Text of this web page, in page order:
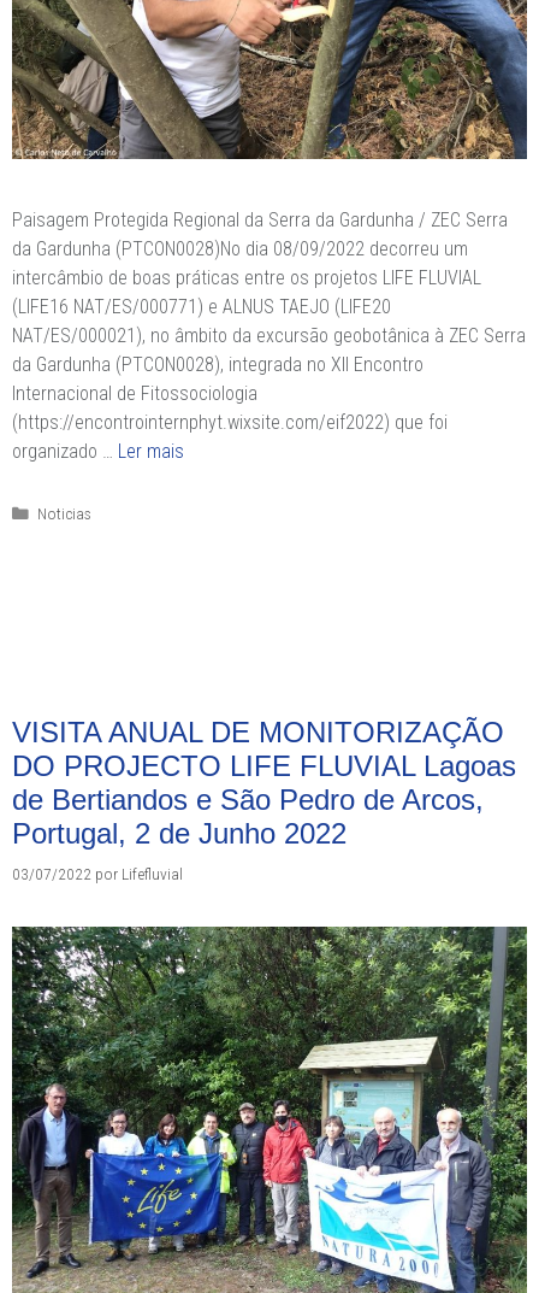
Paisagem Protegida Regional da Serra da Gardunha / ZEC Serra
da Gardunha (PTCON0028)No dia 08/09/2022 decorreu um
intercâmbio de boas práticas entre os projetos LIFE FLUVIAL
(LIFE16 NAT/ES/000771) e ALNUS TAEJO (LIFE20
NAT/ES/000021), no âmbito da excursão geobotânica à ZEC Serra
da Gardunha (PTCON0028), integrada no XII Encontro
Internacional de Fitossociologia
(https://encontrointernphyt.wixsite.com/eif2022) que foi
organizado … Ler mais
Categorias
Noticias
VISITA ANUAL DE MONITORIZAÇÃO
DO PROJECTO LIFE FLUVIAL Lagoas
de Bertiandos e São Pedro de Arcos,
Portugal, 2 de Junho 2022
03/07/2022 por Lifefluvial